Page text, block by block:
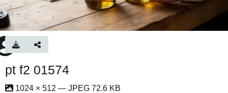
pt f2 01574
1024 × 512 — JPEG 72.6 KB